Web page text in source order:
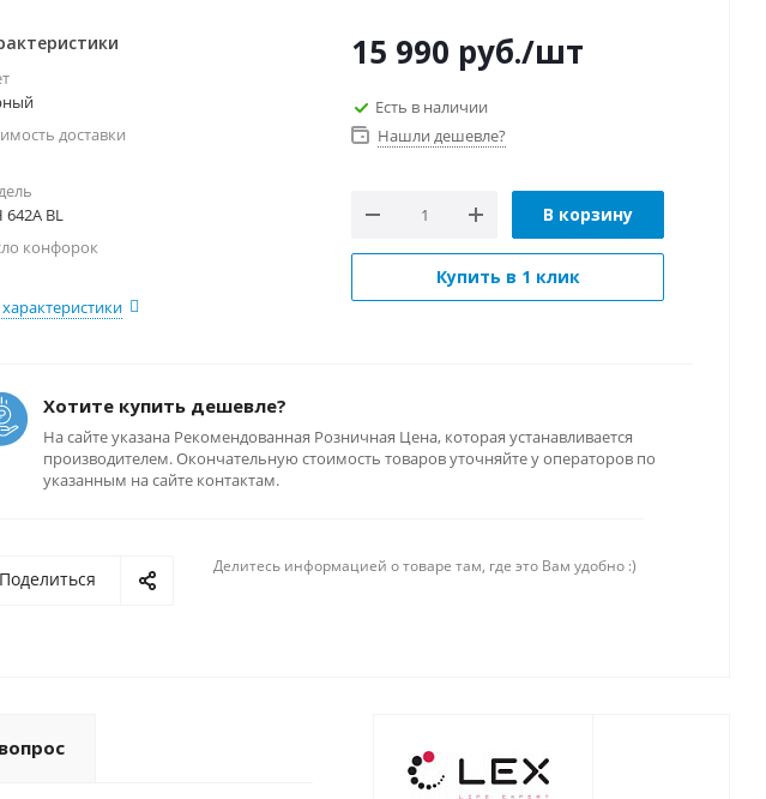
доставки
642A BL
конфорок
характеристики
15 990 руб./шт
Есть в наличии
Нашли дешевле?
В корзину
Купить в 1 клик
Хотите купить дешевле?
На сайте указана Рекомендованная Розничная Цена, которая устанавливается
производителем. Окончательную стоимость товаров уточняйте у операторов по
указанным на сайте контактам.
Поделиться
Делитесь информацией о товаре там, где это Вам удобно :)